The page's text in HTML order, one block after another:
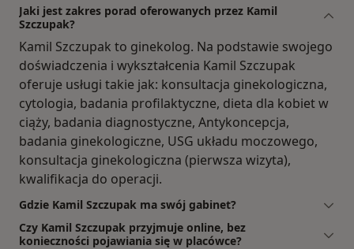
Jaki jest zakres porad oferowanych przez Kamil
Szczupak?
Kamil Szczupak to ginekolog. Na podstawie swojego
doświadczenia i wykształcenia Kamil Szczupak
oferuje usługi takie jak: konsultacja ginekologiczna,
cytologia, badania profilaktyczne, dieta dla kobiet w
ciąży, badania diagnostyczne, Antykoncepcja,
badania ginekologiczne, USG układu moczowego,
konsultacja ginekologiczna (pierwsza wizyta),
kwalifikacja do operacji.
Gdzie Kamil Szczupak ma swój gabinet?
Czy Kamil Szczupak przyjmuje online, bez
konieczności pojawiania się w placówce?